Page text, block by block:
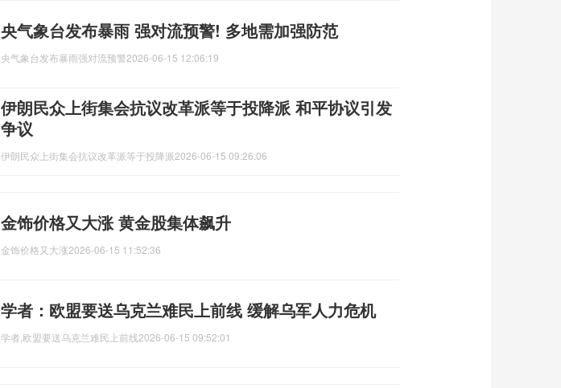
央气象台发布暴雨 强对流预警! 多地需加强防范
央气象台发布暴雨强对流预警2026-06-15 12:06:19
伊朗民众上街集会抗议改革派等于投降派 和平协议引发
争议
伊朗民众上街集会抗议改革派等于投降派2026-06-15 09:26:06
金饰价格又大涨 黄金股集体飙升
金饰价格又大涨2026-06-15 11:52:36
学者：欧盟要送乌克兰难民上前线 缓解乌军人力危机
学者,欧盟要送乌克兰难民上前线2026-06-15 09:52:01